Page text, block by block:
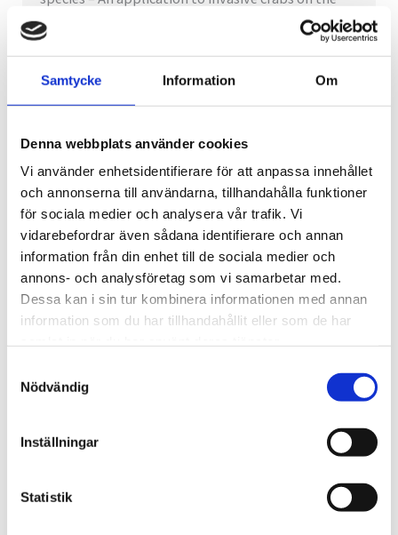
Samtycke Information Om
Denna webbplats använder cookies
Vi använder enhetsidentifierare för att anpassa innehållet
och annonserna till användarna, tillhandahålla funktioner
för sociala medier och analysera vår trafik. Vi
vidarebefordrar även sådana identifierare och annan
information från din enhet till de sociala medier och
annons- och analysföretag som vi samarbetar med.
Dessa kan i sin tur kombinera informationen med annan
information som du har tillhandahållit eller som de har
Nödvändig
Inställningar
Statistik
west coast of Sweden
tidskriften Ecological...
Läs mer
Västerhavsveckan.